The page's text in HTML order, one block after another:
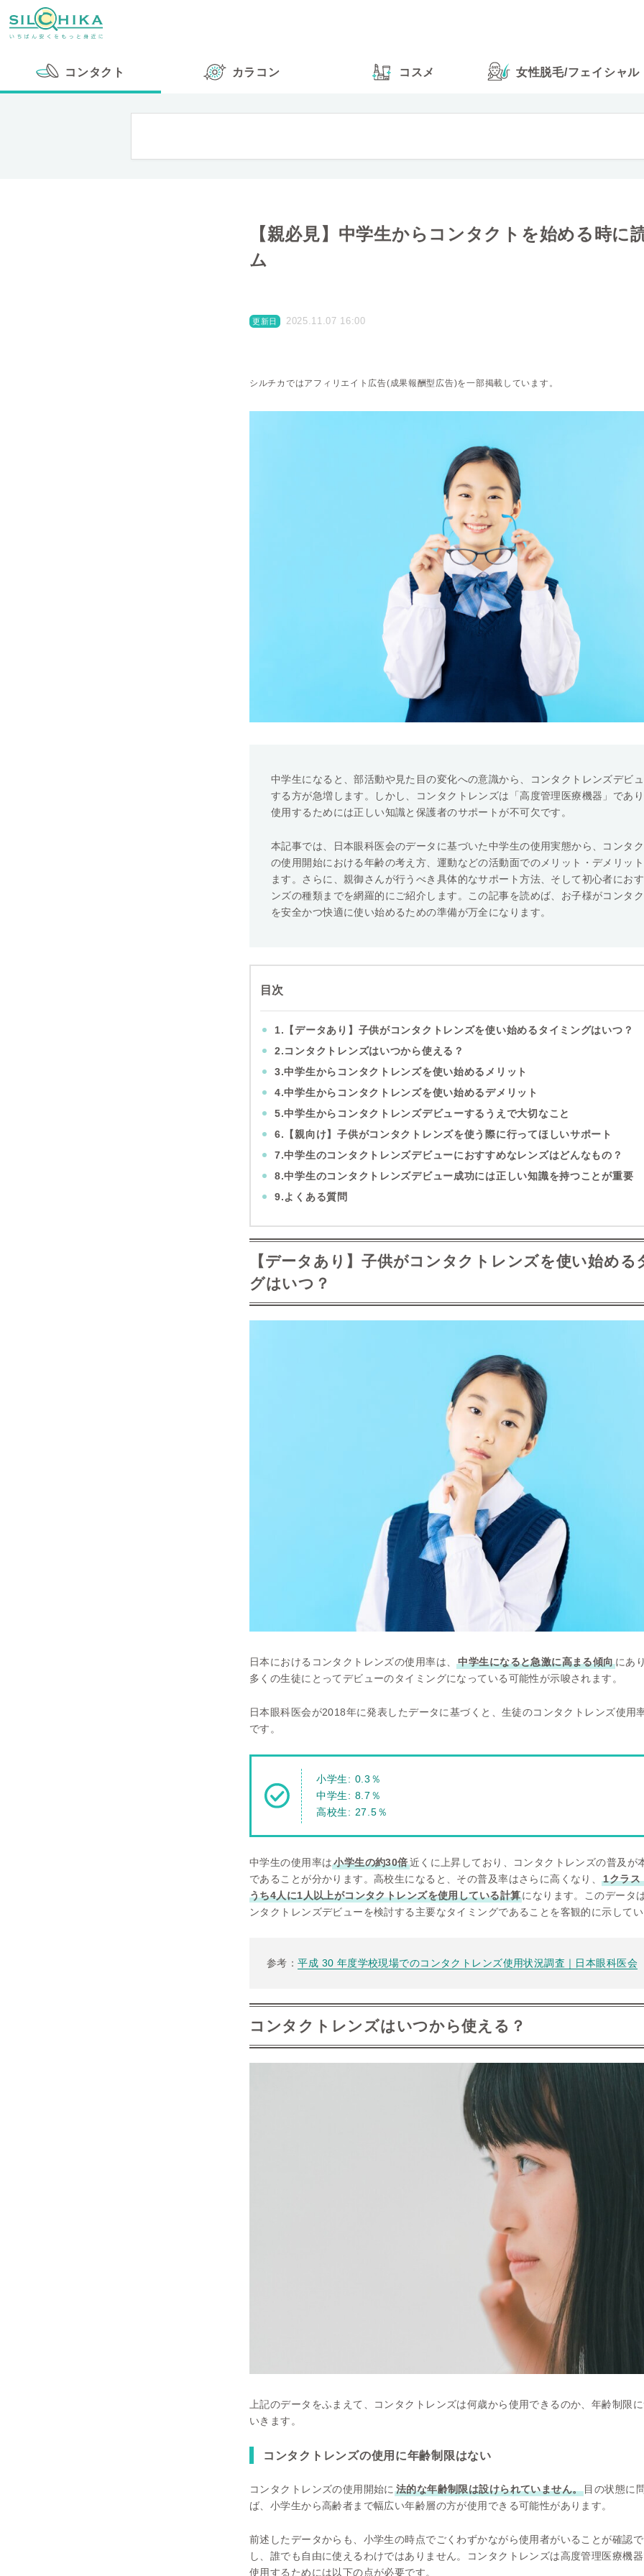
コンタクト カラコン コスメ 女性脱毛/フェイシャル
【親必見】中学生からコンタクトを始める時に
ム
更新日 2025.11.07 16:00
シルチカではアフィリエイト広告(成果報酬型広告)を一部掲載しています。
中学生になると、部活動や見た目の変化への意識から、コンタクトレンズデビ
する方が急増します。しかし、コンタクトレンズは「高度管理医療機器」であ
使用するためには正しい知識と保護者のサポートが不可欠です。
本記事では、日本眼科医会のデータに基づいた中学生の使用実態から、コンタ
の使用開始における年齢の考え方、運動などの活動面でのメリット・デメリッ
ます。さらに、親御さんが行うべき具体的なサポート方法、そして初心者にお
ンズの種類までを網羅的にご紹介します。この記事を読めば、お子様がコンタ
を安全かつ快適に使い始めるための準備が万全になります。
目次
1.【データあり】子供がコンタクトレンズを使い始めるタイミングはいつ？
2.コンタクトレンズはいつから使える？
3.中学生からコンタクトレンズを使い始めるメリット
4.中学生からコンタクトレンズを使い始めるデメリット
5.中学生からコンタクトレンズデビューするうえで大切なこと
6.【親向け】子供がコンタクトレンズを使う際に行ってほしいサポート
7.中学生のコンタクトレンズデビューにおすすめなレンズはどんなもの？
8.中学生のコンタクトレンズデビュー成功には正しい知識を持つことが重要
9.よくある質問
【データあり】子供がコンタクトレンズを使い始める
グはいつ？
日本におけるコンタクトレンズの使用率は、中学生になると急激に高まる傾向にあ
多くの生徒にとってデビューのタイミングになっている可能性が示唆されます。
日本眼科医会が2018年に発表したデータに基づくと、生徒のコンタクトレンズ使用
です。
小学生: 0.3％
中学生: 8.7％
高校生: 27.5％
中学生の使用率は小学生の約30倍近くに上昇しており、コンタクトレンズの普及が
であることが分かります。高校生になると、その普及率はさらに高くなり、1クラス
うち4人に1人以上がコンタクトレンズを使用している計算になります。このデータ
ンタクトレンズデビューを検討する主要なタイミングであることを客観的に示して
参考：平成 30 年度学校現場でのコンタクトレンズ使用状況調査｜日本眼科医会
コンタクトレンズはいつから使える？
上記のデータをふまえて、コンタクトレンズは何歳から使用できるのか、年齢制限
いきます。
コンタクトレンズの使用に年齢制限はない
コンタクトレンズの使用開始に 法的な年齢制限は設けられていません。 目の状態に
ば、小学生から高齢者まで幅広い年齢層の方が使用できる可能性があります。
前述したデータからも、小学生の時点でごくわずかながら使用者がいることが確認
し、誰でも自由に使えるわけではありません。コンタクトレンズは高度管理医療機
使用するためには以下の点が必要です。